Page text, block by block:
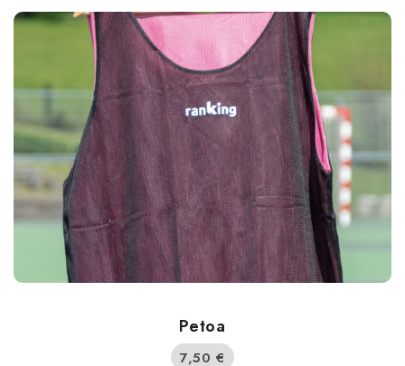
Petoa
7,50€